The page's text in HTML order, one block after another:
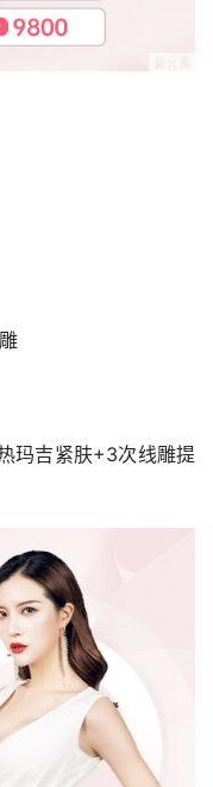
玛吉紧肤+3次线雕提